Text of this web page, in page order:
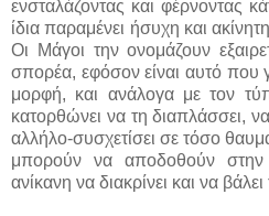
ενσταλάζοντας και φέρνοντας
ίδια παραμένει ήσυχη και
Οι Μάγοι την ονομάζουν
σπορέα, εφόσον είναι αυτό που
μορφή, και ανάλογα με τον
κατορθώνει να τη διαπλάσσει,
αλλήλο-συσχετίσει σε τόσο
μπορούν να αποδοθούν
ανίκανη να διακρίνει και να βάλει